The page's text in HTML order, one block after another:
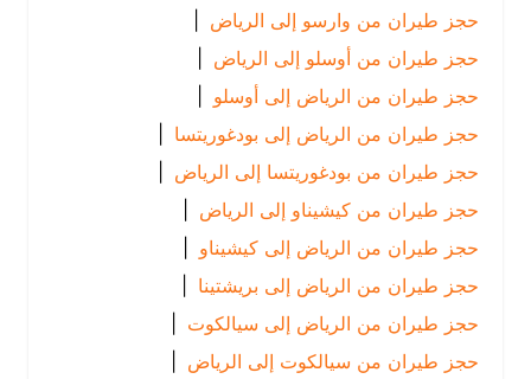
حجز طيران من وارسو إلى الرياض
|
حجز طيران من أوسلو إلى الرياض
|
حجز طيران من الرياض إلى أوسلو
|
حجز طيران من الرياض إلى بودغوريتسا
|
حجز طيران من بودغوريتسا إلى الرياض
|
حجز طيران من كيشيناو إلى الرياض
|
حجز طيران من الرياض إلى كيشيناو |
حجز طيران من الرياض إلى بريشتينا |
حجز طيران من الرياض إلى سيالكوت |
حجز طيران من سيالكوت إلى الرياض
|